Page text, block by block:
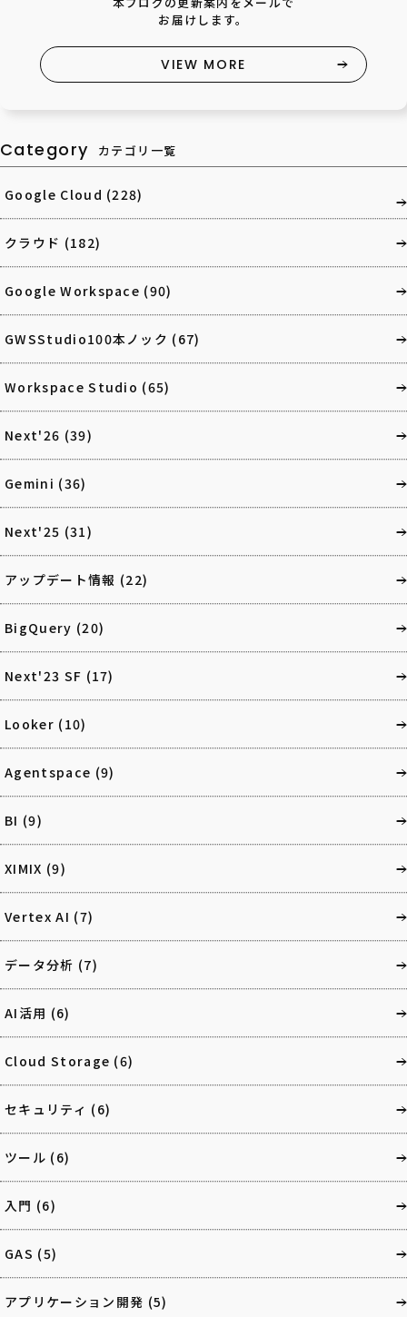
お届けします。
VIEW MORE
Category カテゴリ一覧
Google Cloud (228)
クラウド (182)
Google Workspace (90)
GWSStudio100本ノック (67)
Workspace Studio (65)
Next'26 (39)
Gemini (36)
Next'25 (31)
アップデート情報 (22)
BigQuery (20)
Next'23 SF (17)
Looker (10)
Agentspace (9)
BI (9)
XIMIX (9)
Vertex AI (7)
データ分析 (7)
AI活用 (6)
Cloud Storage (6)
セキュリティ (6)
ツール (6)
入門 (6)
GAS (5)
アプリケーション開発 (5)